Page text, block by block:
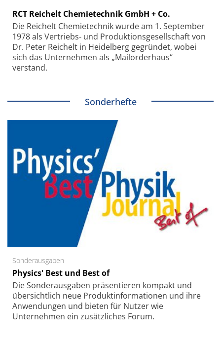
RCT Reichelt Chemietechnik GmbH + Co.
Die Reichelt Chemietechnik wurde am 1. September
1978 als Vertriebs- und Produktionsgesellschaft von
Dr. Peter Reichelt in Heidelberg gegründet, wobei
sich das Unternehmen als „Mailorderhaus“
verstand.
Sonderhefte
Sonderausgaben
Physics' Best und Best of
Die Sonder­ausgaben präsentieren kompakt und
übersichtlich neue Produkt­informationen und ihre
Anwendungen und bieten für Nutzer wie
Unternehmen ein zusätzliches Forum.